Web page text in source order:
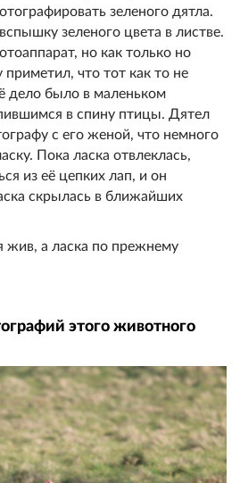
зеленого дятла.
зеленого цвета в листве.
но как только но
приметил, что тот как то не
дело было в маленьком
в спину птицы. Дятел
с его женой, что немного
Пока ласка отвлеклась,
из её цепких лап, и он
скрылась в ближайших
жив, а ласка по прежнему
этого животного